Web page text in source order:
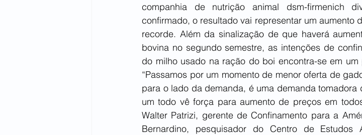
companhia de nutrição animal dsm-firmenich
confirmado, o resultado vai representar um aumento
recorde. Além da sinalização de que haverá
bovina no segundo semestre, as intenções de
do milho usado na ração do boi encontra-se em
“Passamos por um momento de menor oferta de
para o lado da demanda, é uma demanda
um todo vê força para aumento de preços em
Walter Patrizi, gerente de Confinamento para a
Bernardino, pesquisador do Centro de Estudos